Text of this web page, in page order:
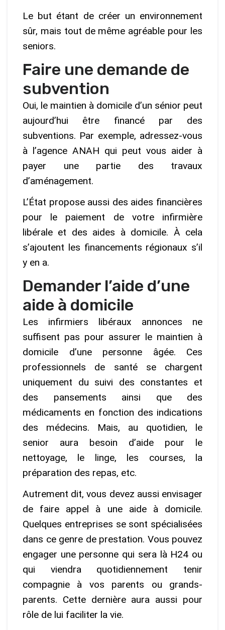
Le but étant de créer un environnement
sûr, mais tout de même agréable pour les
seniors.
Faire une demande de
subvention
Oui, le maintien à domicile d’un sénior peut
aujourd’hui être financé par des
subventions. Par exemple, adressez-vous
à l’agence ANAH qui peut vous aider à
payer une partie des travaux
d’aménagement.
L’État propose aussi des aides financières
pour le paiement de votre infirmière
libérale et des aides à domicile. À cela
s’ajoutent les financements régionaux s’il
y en a.
Demander l’aide d’une
aide à domicile
Les infirmiers libéraux annonces ne
suffisent pas pour assurer le maintien à
domicile d’une personne âgée. Ces
professionnels de santé se chargent
uniquement du suivi des constantes et
des pansements ainsi que des
médicaments en fonction des indications
des médecins. Mais, au quotidien, le
senior aura besoin d’aide pour le
nettoyage, le linge, les courses, la
préparation des repas, etc.
Autrement dit, vous devez aussi envisager
de faire appel à une aide à domicile.
Quelques entreprises se sont spécialisées
dans ce genre de prestation. Vous pouvez
engager une personne qui sera là H24 ou
qui viendra quotidiennement tenir
compagnie à vos parents ou grands-
parents. Cette dernière aura aussi pour
rôle de lui faciliter la vie.